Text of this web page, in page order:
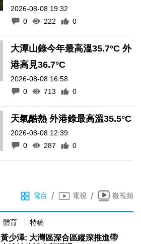
2026-08-08 19:32
0
222 0
大潭山錄今年最高溫35.7°C 外
港高見36.7°C
2026-08-08 16:58
0
713 0
天氣酷熱 外港錄最高溫35.5°C
2026-08-08 12:39
0
287 0
電台 / 電視 / 微視頻
體育 特稿
黃少澤: 大灣區深合區縱深推進帶